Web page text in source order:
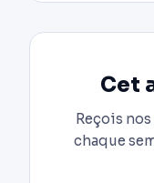
Cet
Reçois
chaque